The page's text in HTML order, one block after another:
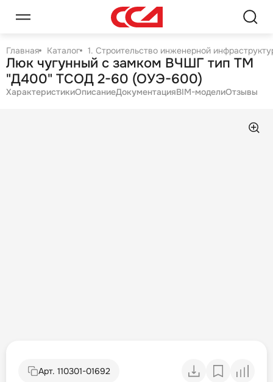
Главная Каталог 1. Строительство инженерной
Люк чугунный с замком ВЧШГ тип ТМ
"Д400" ТСОД 2-60 (ОУЭ-600)
ХарактеристикиОписаниеДокументацияBIM-моделиОтзывы
Арт. 110301-01692